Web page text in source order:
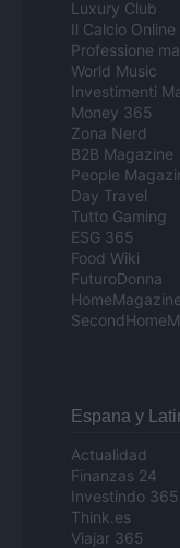
Luxury Club
Il Calcio Online
Professione
World Music
Investimenti
Money 365
Zona Nerd
B2B Magazine
People
Day Travel
Tutto Gaming
ESG 365
Food Wiki
FuturoDonna
HomeMagazine
Espana y
Actualidad
Finanzas 24
Investindo 365
Think.es
Viajar 365